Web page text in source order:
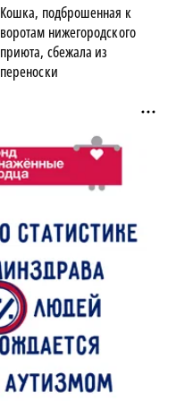
Кошка, подброшенная к
воротам нижегородского
приюта, сбежала из
переноски